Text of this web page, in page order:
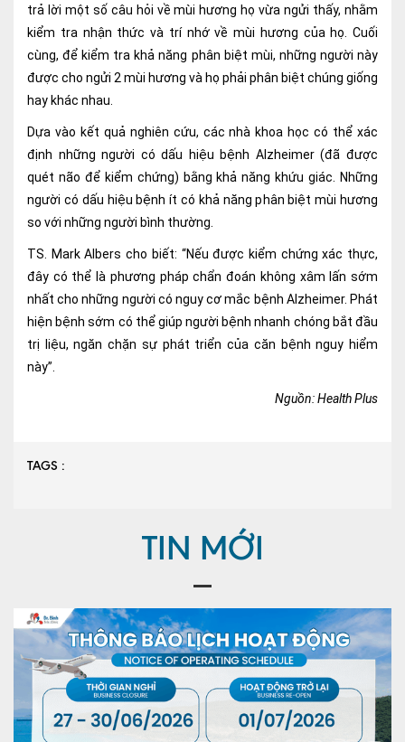
Bảo lãnh viện phí HỎI ĐÁP
TUYỂN DỤNG TRA CỨU HỒ SƠ
trả lời một số câu hỏi về mùi hương họ vừa ngửi thấy, nhằm
kiểm tra nhận thức và trí nhớ về mùi hương của họ. Cuối
cùng, để kiểm tra khả năng phân biệt mùi, những người này
được cho ngửi 2 mùi hương và họ phải phân biệt chúng giống
hay khác nhau.
Dựa vào kết quả nghiên cứu, các nhà khoa học có thể xác
định những người có dấu hiệu bệnh Alzheimer (đã được
quét não để kiểm chứng) bằng khả năng khứu giác. Những
người có dấu hiệu bệnh ít có khả năng phân biệt mùi hương
so với những người bình thường.
TS. Mark Albers cho biết: “Nếu được kiểm chứng xác thực,
đây có thể là phương pháp chẩn đoán không xâm lấn sớm
nhất cho những người có nguy cơ mắc bệnh Alzheimer. Phát
hiện bệnh sớm có thể giúp người bệnh nhanh chóng bắt đầu
trị liệu, ngăn chặn sự phát triển của căn bệnh nguy hiểm
này”.
Nguồn: Health Plus
TAGS :
TIN MỚI